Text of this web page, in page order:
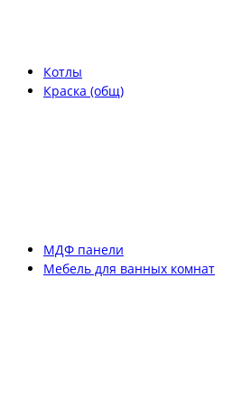
Котлы
Краска (общ)
МДФ панели
Мебель для ванных комнат